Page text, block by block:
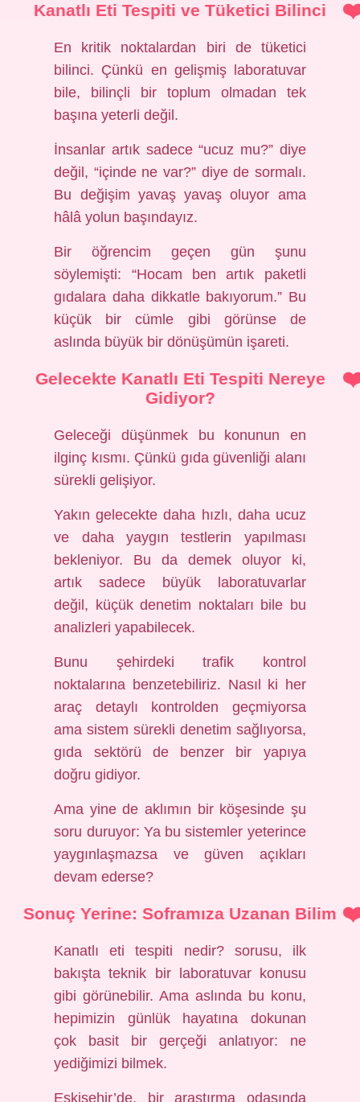
Kanatlı Eti Tespiti ve Tüketici Bilinci
En kritik noktalardan biri de tüketici
bilinci. Çünkü en gelişmiş laboratuvar
bile, bilinçli bir toplum olmadan tek
başına yeterli değil.
İnsanlar artık sadece “ucuz mu?” diye
değil, “içinde ne var?” diye de sormalı.
Bu değişim yavaş yavaş oluyor ama
hâlâ yolun başındayız.
Bir öğrencim geçen gün şunu
söylemişti: “Hocam ben artık paketli
gıdalara daha dikkatle bakıyorum.” Bu
küçük bir cümle gibi görünse de
aslında büyük bir dönüşümün işareti.
Gelecekte Kanatlı Eti Tespiti Nereye
Gidiyor?
Geleceği düşünmek bu konunun en
ilginç kısmı. Çünkü gıda güvenliği alanı
sürekli gelişiyor.
Yakın gelecekte daha hızlı, daha ucuz
ve daha yaygın testlerin yapılması
bekleniyor. Bu da demek oluyor ki,
artık sadece büyük laboratuvarlar
değil, küçük denetim noktaları bile bu
analizleri yapabilecek.
Bunu şehirdeki trafik kontrol
noktalarına benzetebiliriz. Nasıl ki her
araç detaylı kontrolden geçmiyorsa
ama sistem sürekli denetim sağlıyorsa,
gıda sektörü de benzer bir yapıya
doğru gidiyor.
Ama yine de aklımın bir köşesinde şu
soru duruyor: Ya bu sistemler yeterince
yaygınlaşmazsa ve güven açıkları
devam ederse?
Sonuç Yerine: Soframıza Uzanan Bilim
Kanatlı eti tespiti nedir? sorusu, ilk
bakışta teknik bir laboratuvar konusu
gibi görünebilir. Ama aslında bu konu,
hepimizin günlük hayatına dokunan
çok basit bir gerçeği anlatıyor: ne
yediğimizi bilmek.
Eskişehir’de, bir araştırma odasında